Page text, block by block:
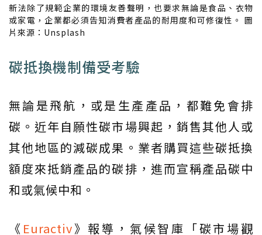
新法除了規範企業的環境友善聲明，也要求無論是食品、衣物
或家電，企業都必須告知消費者產品的耐用度和可修復性。 圖
片來源：Unsplash
碳抵換機制備受考驗
無論是飛航，或是生產產品，都難免會排
碳。近年自願性碳市場興起，銷售其他人或
其他地區的減碳成果。業者購買這些碳抵換
額度來抵銷產品的碳排，進而宣稱產品碳中
和或氣候中和。
《 Euractiv》報導，氣候智庫「碳市場觀